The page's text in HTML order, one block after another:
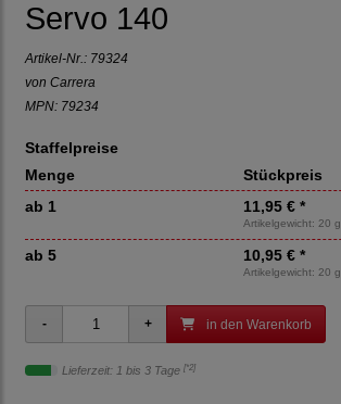
Servo 140
Artikel-Nr.: 79324
von Carrera
MPN: 79234
Staffelpreise
Menge
Stückpreis
ab 1
11,95 € *
Artikelgewicht: 20 g
ab 5 10,95 € *
Artikelgewicht: 20 g
in den Warenkorb
Lieferzeit: 1 bis 3 Tage [*2]